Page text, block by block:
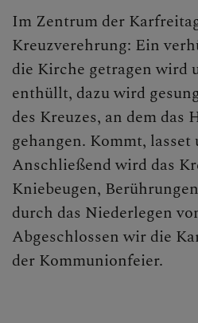
Im Zentrum der
Kreuzverehrung: Ein
die Kirche getragen wird
enthüllt, dazu wird
des Kreuzes, an dem das
gehangen. Kommt, lasset
Anschließend wird das
Kniebeugen,
durch das Niederlegen
Abgeschlossen wir die
der Kommunionfeier.